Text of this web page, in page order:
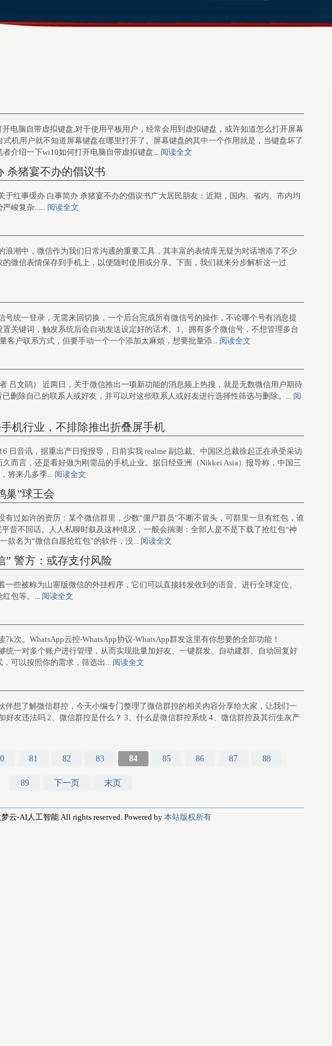
电脑自带虚拟键盘,对于使用平板用户，经常会用到虚拟键盘，或许知道怎么打开屏幕
机用户就不知道屏幕键盘在哪里打开了。屏幕键盘的其中一个作用就是，当键盘坏了
介绍一下wi10如何打开电脑自带虚拟键盘... 阅读全文
杀猪宴不办的倡议书
于红事缓办 白事简办 杀猪宴不办的倡议书广大居民朋友：近期，国内、省内、市内均
峻复杂...... 阅读全文
浪潮中，微信作为我们日常沟通的重要工具，其丰富的表情库无疑为对话增添了不少
微信表情保存到手机上，以便随时使用或分享。下面，我们就来分步解析这一过
号统一登录，无需来回切换，一个后台完成所有微信号的操作，不论哪个号有消息提
关键词，触发系统后会自动发送设定好的话术。1、拥有多个微信号，不想管理多台
客户联系方式，但要手动一个一个添加太麻烦，想要批量添... 阅读全文
吕文鹃） 近两日，关于微信推出一项新功能的消息频上热搜，就是无数微信用户期待
删除自己的联系人或好友，并可以对这些联系人或好友进行选择性筛选与删除。... 阅
机行业，不排除推出折叠屏手机
日音讯，据重出产日报报导，日前实我 realme 副总裁、中国区总裁徐起正在承受采访
而言，还是看好做为刚需品的手机止业。据日经亚洲（Nikkei Asia）报导称，中国三
将来几多季... 阅读全文
巢”球王会
如许的资历：某个微信群里，少数“僵尸群员”不断不冒头，可群里一旦有红包，谁
昔不回话。人人私聊时叙及这种境况，一般会揣测：全部人是不是下载了抢红包“神
名为“微信自愿抢红包”的软件，没... 阅读全文
” 警方：或存支付风险
些被称为山寨版微信的外挂程序，它们可以直接转发收到的语音、进行全球定位、
包等。... 阅读全文
次。WhatsApp云控-WhatsApp协议-WhatsApp群发这里有你想要的全部功能！
统一对多个账户进行管理，从而实现批量加好友、一键群发、自动建群、自动回复好
可以按照你的需求，筛选出... 阅读全文
伴想了解微信群控，今天小编专门整理了微信群控的相关内容分享给大家，让我们一
好友违法吗 2、微信群控是什么？ 3、什么是微信群控系统 4、微信群控及其衍生灰产
81 82 83 84 85 86 87 88
89 下一页 末页
云-AI人工智能 All rights reserved. Powered by 本站版权所有